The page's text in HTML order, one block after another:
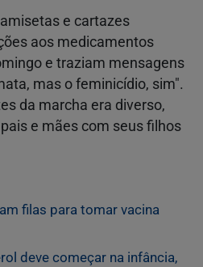
e cartazes
aos medicamentos
e traziam mensagens
mas o feminicídio, sim".
da marcha era diverso,
e mães com seus filhos
filas para tomar vacina
deve começar na infância,